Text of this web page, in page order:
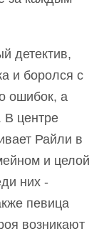
детектив,
и боролся с
ошибок, а
В центре
Райли в
и целой
них -
певица
возникают